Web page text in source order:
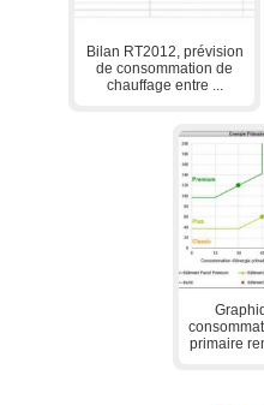
Bilan RT2012, prévision
de consommation de
chauffage entre ...
primaire